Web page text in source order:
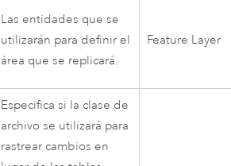
Las entidades que se
utilizarán para definir el
área que se replicará.
Feature Layer
Especifica si la clase de
archivo se utilizará para
rastrear cambios en